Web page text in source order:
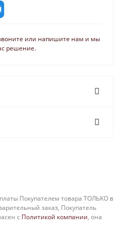
или напишите нам и мы
решение.
Покупателем товара ТОЛЬКО в
заказ, Покупатель
с Политикой компании, она